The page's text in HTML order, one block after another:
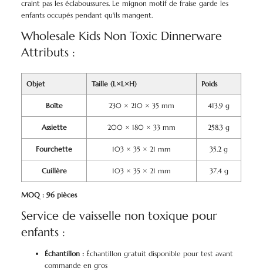
craint pas les éclaboussures. Le mignon motif de fraise garde les
enfants occupés pendant qu'ils mangent.
Wholesale Kids Non Toxic Dinnerware
Attributs :
Objet Taille (L×L×H) Poids
Boîte 230 × 210 × 35 mm 413.9 g
Assiette 200 × 180 × 33 mm 258.3 g
Fourchette 103 × 35 × 21 mm 35.2 g
Cuillère 103 × 35 × 21 mm 37.4 g
MOQ : 96 pièces
Service de vaisselle non toxique pour
enfants :
Échantillon : Échantillon gratuit disponible pour test avant
commande en gros